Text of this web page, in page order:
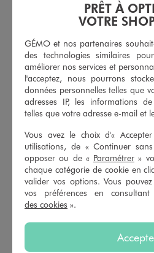
5/5 de moyenne
(34 avis)
AJOUTER AU PANIER
4.9/5
Basé sur9 avis soumis à un
contrôle
Voir tous les avis sur ce site
5étoiles
8
4étoiles
étoiles
0
1
PRÊT À
VOTRE
GÉMO et nos partenaires
des technologies similaires
améliorer nos services et
l'acceptez, nous pourrons
données personnelles telles que
adresses IP, les informations
telles que votre adresse e-mail et
Vous avez le choix d'«
utilisations, de « Continuer
opposer ou de « Paramétrer »
chaque catégorie de cookie en
valider vos options. Vous
vos préférences en
des cookies ».